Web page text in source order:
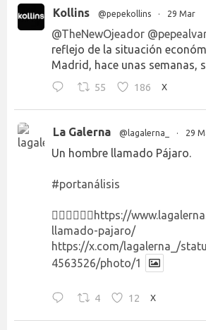
Kollins @pepekollins · 29 Mar
@TheNewOjeador
reflejo de la situación
Madrid, hace unas semanas,
55 186 X
La Galerna @lagalerna_ · 29
Un hombre llamado Pájaro.
#portanálisis
👉🏻👉🏻👉🏻 https://
llamado-pajaro/
https://x.com/lagalerna_/
4563526/photo/1
4 12 X